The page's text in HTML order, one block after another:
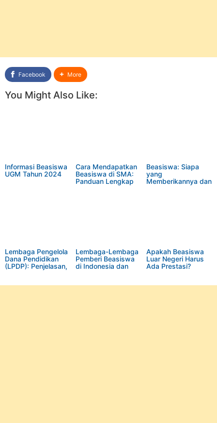
Facebook More
You Might Also Like:
Informasi Beasiswa
UGM Tahun 2024
Cara Mendapatkan
Beasiswa di SMA:
Panduan Lengkap
Beasiswa: Siapa
yang
Memberikannya dan
Lembaga Pengelola
Dana Pendidikan
(LPDP): Penjelasan,
Lembaga-Lembaga
Pemberi Beasiswa
di Indonesia dan
Apakah Beasiswa
Luar Negeri Harus
Ada Prestasi?